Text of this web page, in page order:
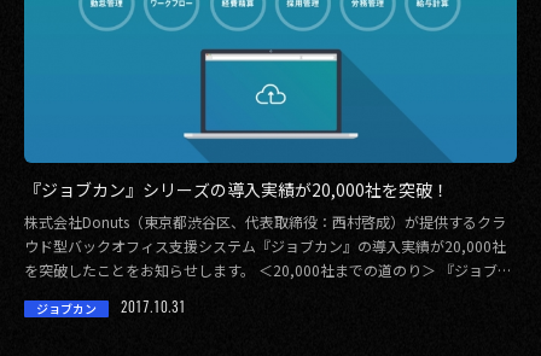
『ジョブカン』シリーズの導入実績が20,000社を突破！
株式会社Donuts（東京都渋谷区、代表取締役：西村啓成）が提供するクラ
ウド型バックオフィス支援システム『ジョブカン』の導入実績が20,000社
を突破したことをお知らせします。 ＜20,000社までの道のり＞ 『ジョブカ
ジョブカン 2017.10.31